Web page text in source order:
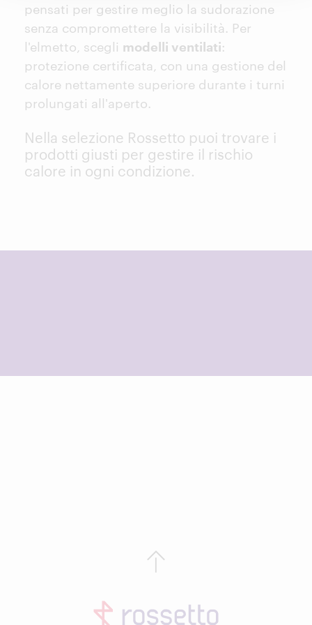
pensati per gestire meglio la sudorazione
senza compromettere la visibilità. Per
l'elmetto, scegli modelli ventilati:
protezione certificata, con una gestione del
calore nettamente superiore durante i turni
prolungati all'aperto.
Nella selezione Rossetto puoi trovare i
prodotti giusti per gestire il rischio
calore in ogni condizione.